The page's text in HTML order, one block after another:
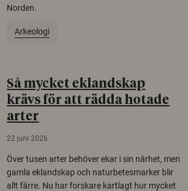
Norden.
Arkeologi
Så mycket eklandskap
krävs för att rädda hotade
arter
22 juni 2026
Över tusen arter behöver ekar i sin närhet, men
gamla eklandskap och naturbetesmarker blir
allt färre. Nu har forskare kartlagt hur mycket